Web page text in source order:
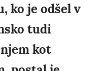
ko je odšel v
tudi
kot